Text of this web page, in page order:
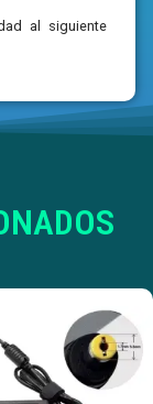
al siguiente